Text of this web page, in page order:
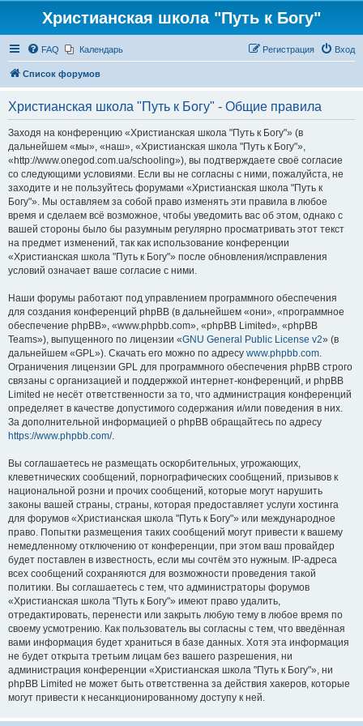
Христианская школа "Путь к Богу"
FAQ Календарь Вход
Регистрация
Список форумов
Христианская школа "Путь к Богу" - Общие правила
Заходя на конференцию «Христианская школа "Путь к Богу"» (в
дальнейшем «мы», «наш», «Христианская школа "Путь к Богу"»,
«http://www.onegod.com.ua/schooling»), вы подтверждаете своё согласие
со следующими условиями. Если вы не согласны с ними, пожалуйста, не
заходите и не пользуйтесь форумами «Христианская школа "Путь к
Богу"». Мы оставляем за собой право изменять эти правила в любое
время и сделаем всё возможное, чтобы уведомить вас об этом, однако с
вашей стороны было бы разумным регулярно просматривать этот текст
на предмет изменений, так как использование конференции
«Христианская школа "Путь к Богу"» после обновления/исправления
условий означает ваше согласие с ними.
Наши форумы работают под управлением программного обеспечения
для создания конференций phpBB (в дальнейшем «они», «программное
обеспечение phpBB», «www.phpbb.com», «phpBB Limited», «phpBB
Teams»), выпущенного по лицензии «GNU General Public License v2» (в
дальнейшем «GPL»). Скачать его можно по адресу www.phpbb.com.
Ограничения лицензии GPL для программного обеспечения phpBB строго
связаны с организацией и поддержкой интернет-конференций, и phpBB
Limited не несёт ответственности за то, что администрация конференций
определяет в качестве допустимого содержания и/или поведения в них.
За дополнительной информацией о phpBB обращайтесь по адресу
https://www.phpbb.com/.
Вы соглашаетесь не размещать оскорбительных, угрожающих,
клеветнических сообщений, порнографических сообщений, призывов к
национальной розни и прочих сообщений, которые могут нарушить
законы вашей страны, страны, которая предоставляет услуги хостинга
для форумов «Христианская школа "Путь к Богу"» или международное
право. Попытки размещения таких сообщений могут привести к вашему
немедленному отключению от конференции, при этом ваш провайдер
будет поставлен в известность, если мы сочтём это нужным. IP-адреса
всех сообщений сохраняются для возможности проведения такой
политики. Вы соглашаетесь с тем, что администраторы форумов
«Христианская школа "Путь к Богу"» имеют право удалить,
отредактировать, перенести или закрыть любую тему в любое время по
своему усмотрению. Как пользователь вы согласны с тем, что введённая
вами информация будет храниться в базе данных. Хотя эта информация
не будет открыта третьим лицам без вашего разрешения, ни
администрация конференции «Христианская школа "Путь к Богу"», ни
phpBB Limited не может быть ответственна за действия хакеров, которые
могут привести к несанкционированному доступу к ней.